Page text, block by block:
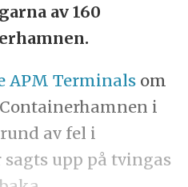
av 160
APM Terminalsom
i
av fel i
upp på tvingas